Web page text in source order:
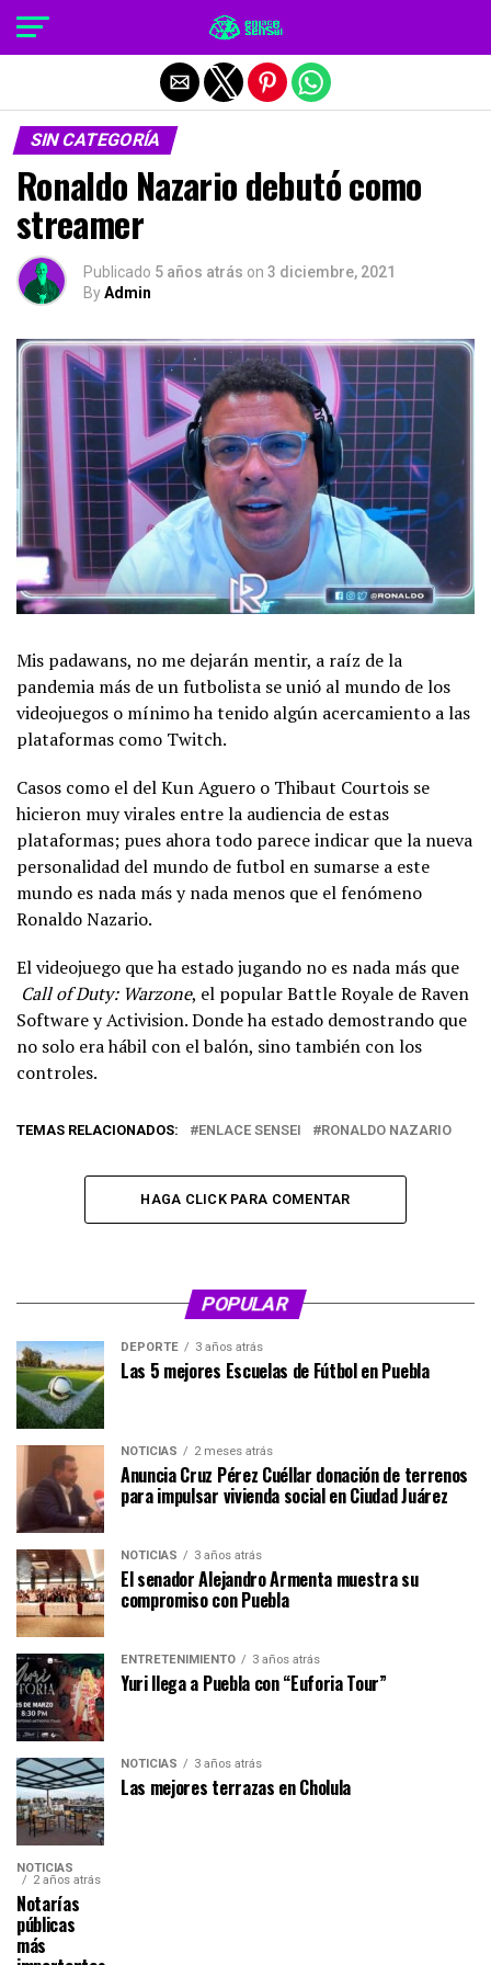
SIN CATEGORÍA
Ronaldo Nazario debutó como
streamer
Publicado 5 años atrás on 3 diciembre, 2021
ByAdmin
Mis padawans, no me dejarán mentir, a raíz de la
pandemia más de un futbolista se unió al mundo de los
videojuegos o mínimo ha tenido algún acercamiento a las
plataformas como Twitch.
Casos como el del Kun Aguero o Thibaut Courtois se
hicieron muy virales entre la audiencia de estas
plataformas; pues ahora todo parece indicar que la nueva
personalidad del mundo de futbol en sumarse a este
mundo es nada más y nada menos que el fenómeno
Ronaldo Nazario.
El videojuego que ha estado jugando no es nada más que
Call of Duty: Warzone, el popular Battle Royale de Raven
Software y Activision. Donde ha estado demostrando que
no solo era hábil con el balón, sino también con los
controles.
TEMAS RELACIONADOS: ENLACE SENSEI RONALDO NAZARIO
HAGA CLICK PARA COMENTAR
POPULAR
DEPORTE 3 años atrás
Las 5 mejores Escuelas de Fútbol en Puebla
NOTICIAS 2 meses atrás
Anuncia Cruz Pérez Cuéllar donación de terrenos
para impulsar vivienda social en Ciudad Juárez
NOTICIAS 3 años atrás
El senador Alejandro Armenta muestra su
compromiso con Puebla
ENTRETENIMIENTO 3 años atrás
Yuri llega a Puebla con “Euforia Tour”
NOTICIAS 3 años atrás
Las mejores terrazas en Cholula
NOTICIAS
2 años atrás
Notarías
públicas
más
Salir de la versión móvil